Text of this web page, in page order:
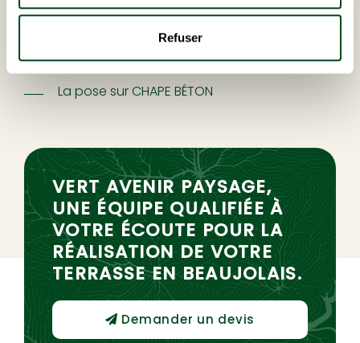
Refuser
La poseÀ SEC SUR LIT DE SABLE ET JOINTS
La pose surPLOTS PVC RÉGLABLES
La pose surCHAPE BÉTON
VERT AVENIR PAYSAGE,
UNE ÉQUIPE QUALIFIÉE À
VOTRE ÉCOUTE POUR LA
RÉALISATION DE VOTRE
TERRASSE EN BEAUJOLAIS.
Demander un devis